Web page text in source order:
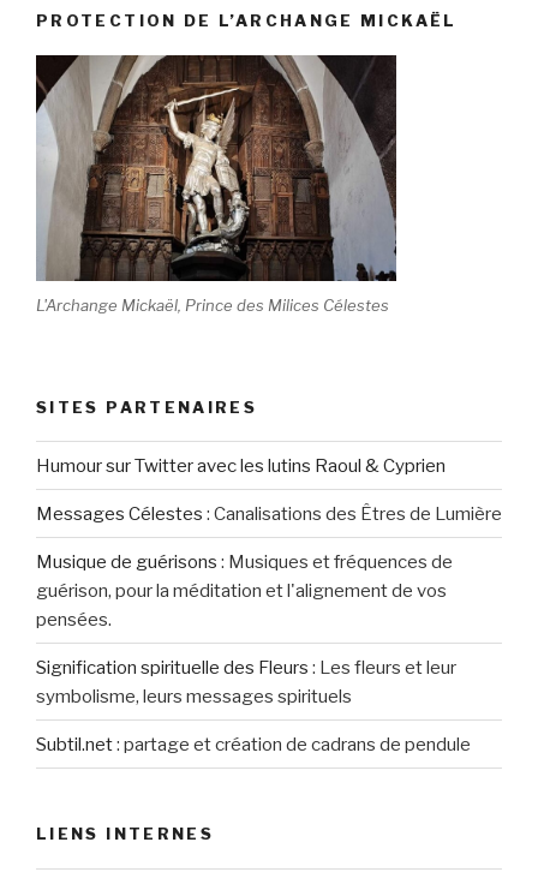
PROTECTION DE L’ARCHANGE MICKAËL
L'Archange Mickaël, Prince des Milices Célestes
SITES PARTENAIRES
Humour sur Twitter avec les lutins Raoul & Cyprien
Messages Célestes : Canalisations des Êtres de Lumière
Musique de guérisons : Musiques et fréquences de
guérison, pour la méditation et l'alignement de vos
pensées.
Signification spirituelle des Fleurs : Les fleurs et leur
symbolisme, leurs messages spirituels
Subtil.net: partage et création de cadrans de pendule
LIENS INTERNES